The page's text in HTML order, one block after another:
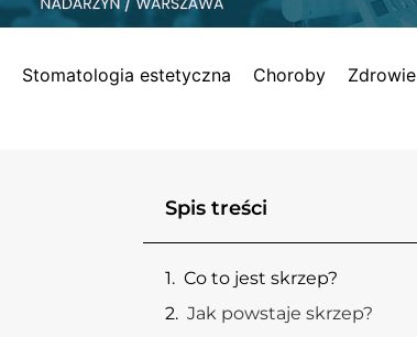
Stomatologia estetyczna Choroby Zdrowie
Spis treści
Co to jest skrzep?
Jak powstaje skrzep?